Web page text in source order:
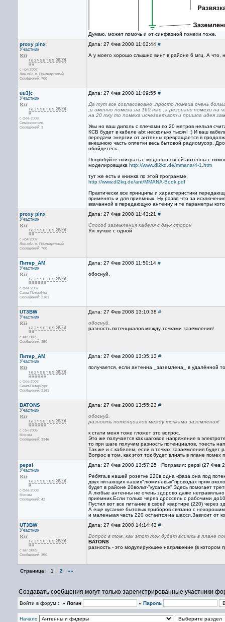
Думаю, может помочь и от синфазной помехи тоже.
proxy pinx
Участник
с ноя 2007
Лен.обл. п. Приладожский
Сообщений: 700
Дата: 27 Фев 2008 11:02:44 #
А у моего хорошо слышно винт в районе 6 мгц. А что,
uu3jc
Участник
с фев 2008
Симферополь
Сообщений: 3
Дата: 27 Фев 2008 11:09:55 #
Да тут все согласовоано ,просто помеха очень
,и именно помеха на 160 тке ,а резонанс помехи на
на 20 тку то помеха исчезает,вот и пришла идея
Увы но ваш диполь с плечами по 20 метров нельзя
КСВ будет в кабеле abt несколько тысяч! :) И ваш
передачи энергии от антенны превращается в
внешнюю часть оплетки весь бытовой радиомусор.
обойдетесь.
Попробуйте поиграть с моделью своей антенны с
моделировщика http://www.dl2kq.de/mmana/4-1.htm
тут же есть и книжка по этой программе.
http://www.dl2kq.de/ant/MMANA-Book.pdf
Практически все принципы и характеристики
применять и для приемных. Ну разве что за
вкачанной в передающую антенну и те параметры
proxy pinx
Участник
с ноя 2007
Лен.обл. п. Приладожский
Сообщений: 700
Дата: 27 Фев 2008 11:43:21 #
Способ заземления кабеля с двух сторон
Уж лучше с одной
Питер_AM
Участник
с фев 2007
Санкт-Петербург
Сообщений: 2161
Дата: 27 Фев 2008 11:50:14 #
обоснуй.
UT3BW
Участник
с авг 2005
Сообщений: 250
Дата: 27 Фев 2008 13:10:38 #
обоснуй.
разность потенциалов между точками заземления!
Питер_AM
Участник
с фев 2007
Санкт-Петербург
Сообщений: 2161
Дата: 27 Фев 2008 13:35:13 #
получается, если антенна _заземлена_ в удалённой
BATONS
Участник
с сен 2005
Москва
Сообщений: 3346
Дата: 27 Фев 2008 13:55:23 #
обоснуй.
разность потенциалов между точками заземления!
к стати меня тоже гложет это вопрос.
Это же получается как шаговое напряжение в
то при шаге получим разность потенциалов, тоесть
Так же и с кабелем, если в точках зазаемления будет
Вопрос в том, как этот ток будет влиять в плане помех
pepsi
Участник
с фев 2008
Москва
Сообщений: 42
Дата: 27 Фев 2008 13:57:25 · Поправил: pepsi (27 Фев
Ребята,в нашей розетке 220в одна -фаза,она под
двух питающих наших"люминевых"проводах прям
будет в районе 20вольт-"кусаться".Здесь помогает
А любые антенны не очень здорово,даже
приемник.Если только через дроссель с рабочими
Пустил вот все питание в своей квартире (220)
А еще кусание бытовых приборов связано с нехорошим
и маленькая часть 220 остается на шасси.Зависит от
UT3BW
Участник
с авг 2005
Сообщений: 250
Дата: 27 Фев 2008 14:14:43 #
Вопрос в том, как этот ток будет влиять в плане
BATONS
разность - это модулирующее напряжение (в котором
Страница: 1 2 »»
Создавать сообщения могут только зарегистрированные участники
Войти в форум :: » Логин » Пароль
Начало